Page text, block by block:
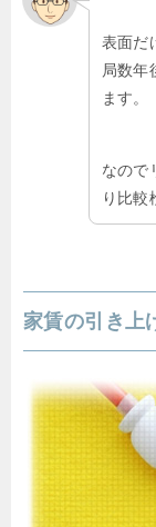
表面だ
局数年
ます。
なので
り比較
家賃の引き上